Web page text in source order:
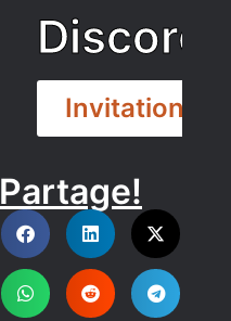
Discord
Invitation
DISCORD
Partage!